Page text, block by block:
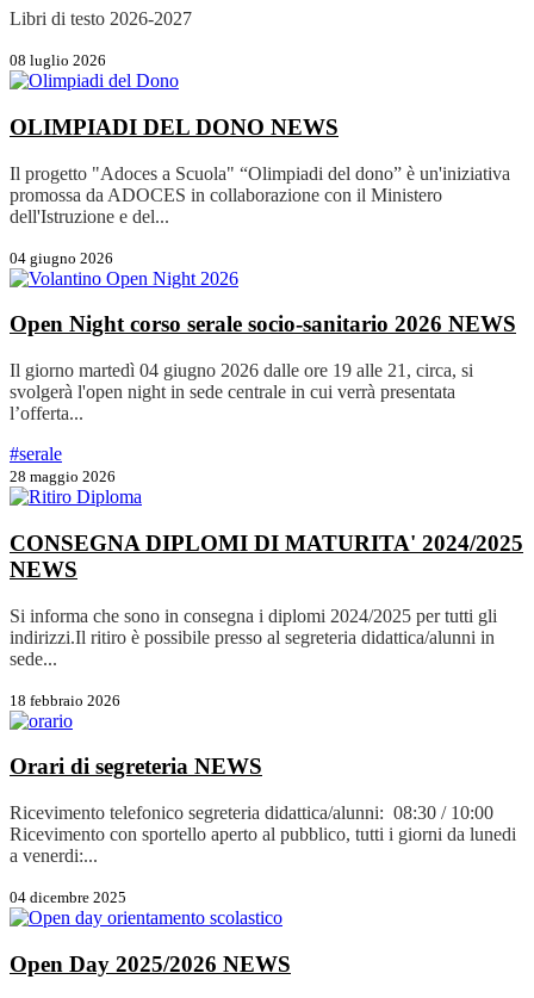
Libri di testo 2026-2027
08 luglio 2026
OLIMPIADI DEL DONO NEWS
Il progetto "Adoces a Scuola" “Olimpiadi del dono” è un'iniziativa
promossa da ADOCES in collaborazione con il Ministero
dell'Istruzione e del...
04 giugno 2026
Open Night corso serale socio-sanitario 2026 NEWS
Il giorno martedì 04 giugno 2026 dalle ore 19 alle 21, circa, si
svolgerà l'open night in sede centrale in cui verrà presentata
l’offerta...
#serale
28 maggio 2026
CONSEGNA DIPLOMI DI MATURITA' 2024/2025
NEWS
Si informa che sono in consegna i diplomi 2024/2025 per tutti gli
indirizzi.Il ritiro è possibile presso al segreteria didattica/alunni in
sede...
18 febbraio 2026
Orari di segreteria NEWS
Ricevimento telefonico segreteria didattica/alunni: 08:30 / 10:00
Ricevimento con sportello aperto al pubblico, tutti i giorni da lunedi
a venerdi:...
04 dicembre 2025
Open Day 2025/2026 NEWS